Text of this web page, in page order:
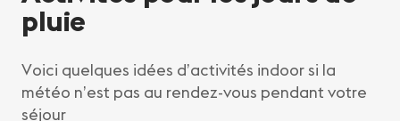
pluie
Voici quelques idées d’activités indoor si la
météo n’est pas au rendez-vous pendant votre
séjour